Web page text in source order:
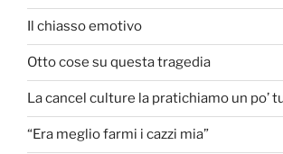
Il chiasso emotivo
Otto cose su questa tragedia
La cancel culture la pratichiamo un po’
“Era meglio farmi i cazzi mia”